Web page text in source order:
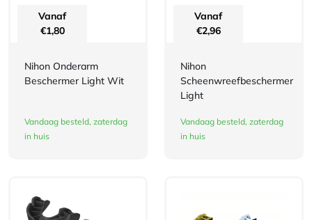
Vanaf
€1,80
Nihon Onderarm
Beschermer Light Wit
Vandaag besteld, zaterdag
in huis
Vanaf
€2,96
Nihon
Scheenwreefbeschermer
Light
Vandaag besteld, zaterdag
in huis